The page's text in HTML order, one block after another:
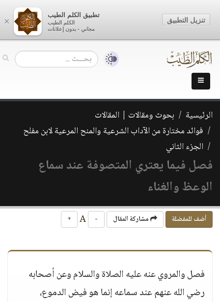
الرئيسية
بحوث ومقالات | المقالات
فوائد مختارة من الآداب الشرعية والمنح المرعية لابن مفلح
الجزء الثاني
فصل فيما يعتري المتصوفة عند سماع
الوعظ والغناء
أضف للمفضلة مشاركة المقال -
+
فصل والمروي عنه عليه الصلاة والسلام وعن أصحابه
رضي الله عنهم عند سماعه إنما هو فيض الدموع،
×
تطبيق الكلم الطيب
الكلم الطيب
مجاني - بدون إعلانات
تنزيل التطبيق